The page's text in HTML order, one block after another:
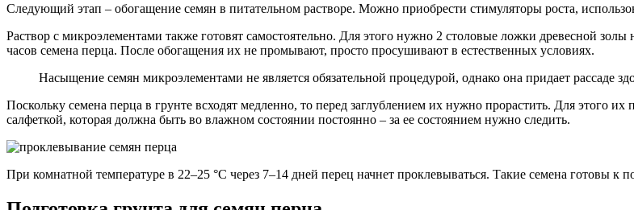
Следующий этап – обогащение семян в питательном растворе. Можно приобрести стимуляторы роста,
Раствор с микроэлементами также готовят самостоятельно. Для этого нужно 2 столовые ложки древесной
часов семена перца. После обогащения их не промывают, просто просушивают в естественных условиях.
Насыщение семян микроэлементами не является обязательной процедурой, однако она придает рассаде
Поскольку семена перца в грунте всходят медленно, то перед заглублением их нужно прорастить. Для этого
салфеткой, которая должна быть во влажном состоянии постоянно – за ее состоянием нужно следить.
При комнатной температуре в 22–25 °С через 7–14 дней перец начнет проклевываться. Такие семена готовы к